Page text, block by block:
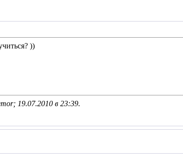
))
19.07.2010 в 23:39.